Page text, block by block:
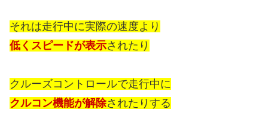
それは走行中に実際の速度より
低くスピードが表示されたり
クルーズコントロールで走行中に
クルコン機能が解除されたりする